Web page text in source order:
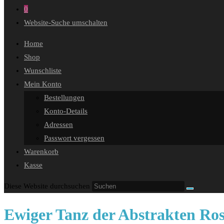
0
Website-Suche umschalten
Home
Shop
Wunschliste
Mein Konto
Bestellungen
Konto-Details
Adressen
Passwort vergessen
Warenkorb
Kasse
Diese Website durchsuchen
Ewiger Tanz der Abstrakten